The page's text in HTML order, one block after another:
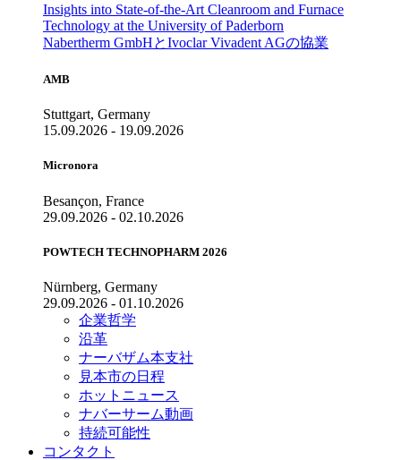
Insights into State-of-the-Art Cleanroom and Furnace
Technology at the University of Paderborn
Nabertherm GmbHとIvoclar Vivadent AGの協業
AMB
Stuttgart, Germany
15.09.2026 - 19.09.2026
Micronora
Besançon, France
29.09.2026 - 02.10.2026
POWTECH TECHNOPHARM 2026
Nürnberg, Germany
29.09.2026 - 01.10.2026
企業哲学
沿革
ナーバザム本支社
見本市の日程
ホットニュース
ナバーサーム動画
持続可能性
コンタクト